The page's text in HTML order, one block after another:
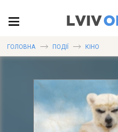
ПУБЛІКАЦІЇ
ГОЛОВНА ПОДІЇ КІНО